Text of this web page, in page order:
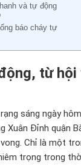
và tự động
báo cháy tự
từ
sáng ngày
Xuân Đỉnh quận
Chỉ là một
trọng trong